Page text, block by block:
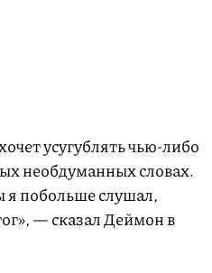
усугублять чью-либо
необдуманных словах.
я побольше слушал,
— сказал Деймон в